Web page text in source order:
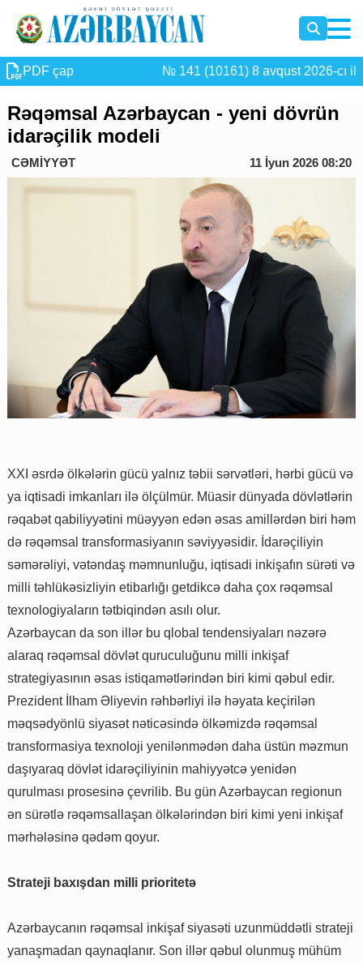
PDF çap № 141 (10161) 8 avqust 2026-cı il
Rəqəmsal Azərbaycan - yeni dövrün
idarəçilik modeli
CƏMİYYƏT 11 İyun 2026 08:20
XXI əsrdə ölkələrin gücü yalnız təbii sərvətləri, hərbi gücü və
ya iqtisadi imkanları ilə ölçülmür. Müasir dünyada dövlətlərin
rəqabət qabiliyyətini müəyyən edən əsas amillərdən biri həm
də rəqəmsal transformasiyanın səviyyəsidir. İdarəçiliyin
səmərəliyi, vətəndaş məmnunluğu, iqtisadi inkişafın sürəti və
milli təhlükəsizliyin etibarlığı getdikcə daha çox rəqəmsal
texnologiyaların tətbiqindən asılı olur.
Azərbaycan da son illər bu qlobal tendensiyaları nəzərə
alaraq rəqəmsal dövlət quruculuğunu milli inkişaf
strategiyasının əsas istiqamətlərindən biri kimi qəbul edir.
Prezident İlham Əliyevin rəhbərliyi ilə həyata keçirilən
məqsədyönlü siyasət nəticəsində ölkəmizdə rəqəmsal
transformasiya texnoloji yenilənmədən daha üstün məzmun
daşıyaraq dövlət idarəçiliyinin mahiyyətcə yenidən
qurulması prosesinə çevrilib. Bu gün Azərbaycan regionun
ən sürətlə rəqəmsallaşan ölkələrindən biri kimi yeni inkişaf
mərhələsinə qədəm qoyur.
Strateji baxışdan milli prioritetə
Azərbaycanın rəqəmsal inkişaf siyasəti uzunmüddətli strateji
yanaşmadan qaynaqlanır. Son illər qəbul olunmuş mühüm